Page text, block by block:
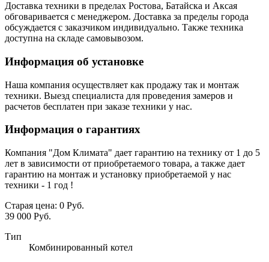
Доставка техники в пределах Ростова, Батайска и Аксая
обговаривается с менеджером. Доставка за пределы города
обсуждается с заказчиком индивидуально. Также техника
доступна на складе самовывозом.
Информация об установке
Наша компания осуществляет как продажу так и монтаж
техники. Выезд специалиста для проведения замеров и
расчетов бесплатен при заказе техники у нас.
Информация о гарантиях
Компания "Дом Климата" дает гарантию на технику от 1 до 5
лет в зависимости от приобретаемого товара, а также дает
гарантию на монтаж и установку приобретаемой у нас
техники - 1 год !
Старая цена: 0 Руб.
39 000 Руб.
Тип
Комбинированный котел